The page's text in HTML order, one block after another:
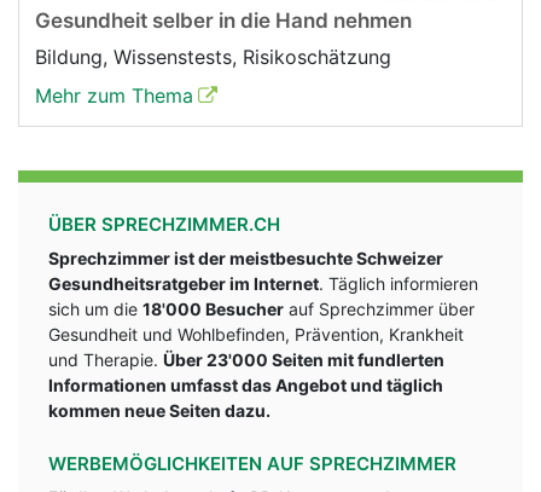
Gesundheit selber in die Hand nehmen
Bildung, Wissenstests, Risikoschätzung
Mehr zum Thema
ÜBER SPRECHZIMMER.CH
Sprechzimmer ist der meistbesuchte Schweizer
Gesundheitsratgeber im Internet. Täglich informieren
sich um die 18'000 Besucher auf Sprechzimmer über
Gesundheit und Wohlbefinden, Prävention, Krankheit
und Therapie. Über 23'000 Seiten mit fundlerten
Informationen umfasst das Angebot und täglich
kommen neue Seiten dazu.
WERBEMÖGLICHKEITEN AUF SPRECHZIMMER